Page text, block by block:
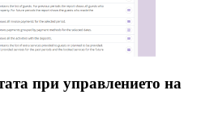
при управлението на